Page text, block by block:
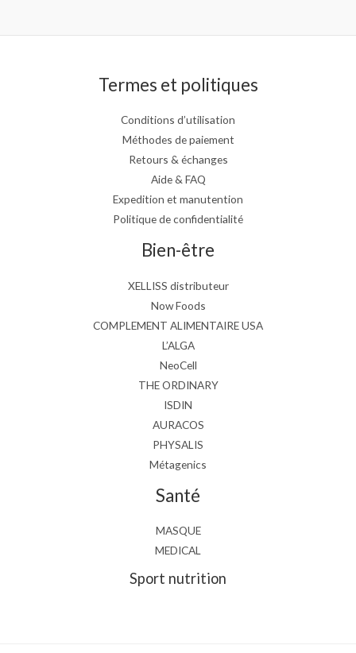
Termes et politiques
Conditions d’utilisation
Méthodes de paiement
Retours & échanges
Aide & FAQ
Expedition et manutention
Politique de confidentialité
Bien-être
XELLISS distributeur
Now Foods
COMPLEMENT ALIMENTAIRE USA
L’ALGA
NeoCell
THE ORDINARY
ISDIN
AURACOS
PHYSALIS
Métagenics
Santé
MASQUE
MEDICAL
Sport nutrition